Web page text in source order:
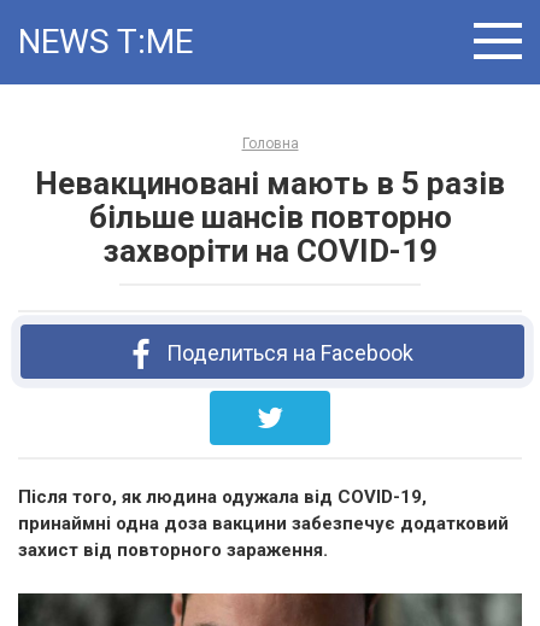
NEWS T:ME
Головна
Невакциновані мають в 5 разів
більше шансів повторно
захворіти на COVID-19
Поделиться на Facebook
Після того, як людина одужала від COVID-19,
принаймні одна доза вакцини забезпечує додатковий
захист від повторного зараження.